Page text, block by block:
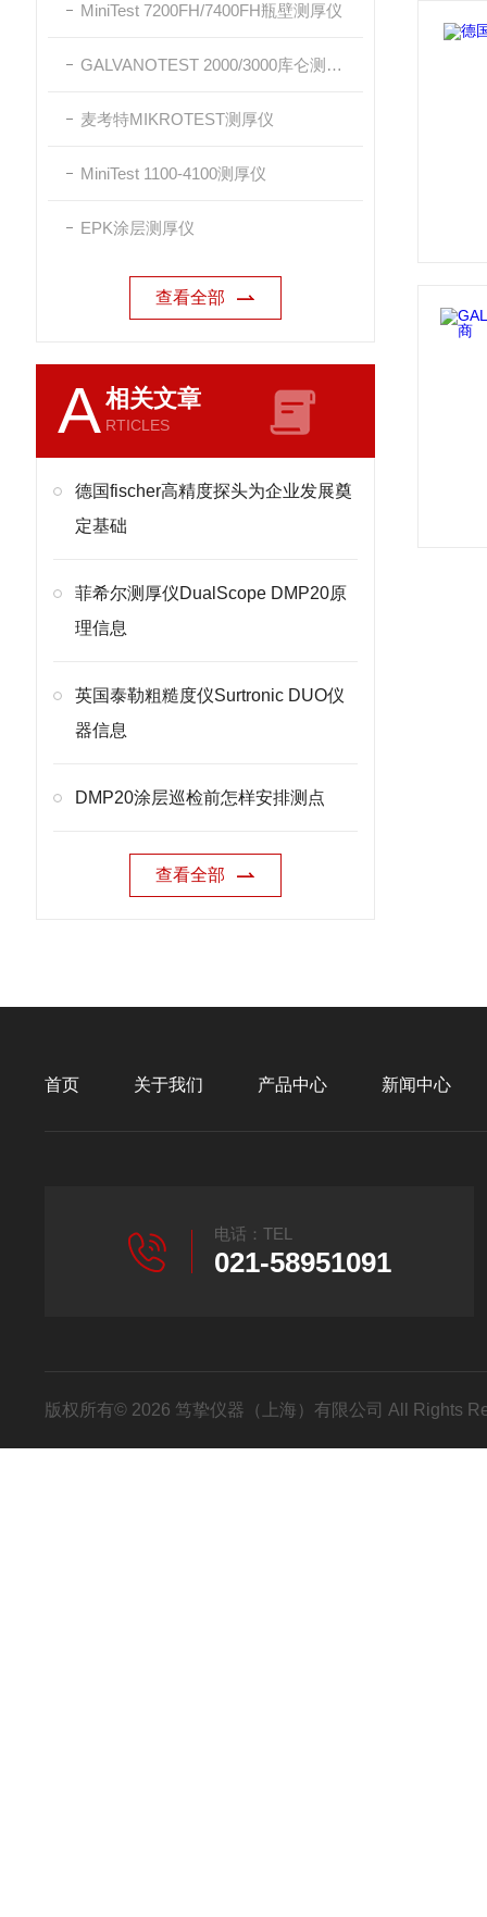
MiniTest 7200FH/7400FH瓶壁测厚仪
GALVANOTEST 2000/3000库仑测厚仪
麦考特MIKROTEST测厚仪
MiniTest 1100-4100测厚仪
EPK涂层测厚仪
查看全部
A相关文章
RTICLES
德国fischer高精度探头为企业发展奠
定基础
菲希尔测厚仪DualScope DMP20原
理信息
英国泰勒粗糙度仪Surtronic DUO仪
器信息
DMP20涂层巡检前怎样安排测点
查看全部
首页 关于我们 产品中心 新闻中心
电话：TEL
021-58951091
版权所有© 2026 笃挚仪器（上海）有限公司 All Rights